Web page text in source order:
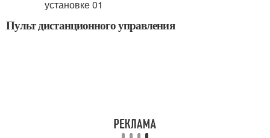
Пульт дистанционного управления